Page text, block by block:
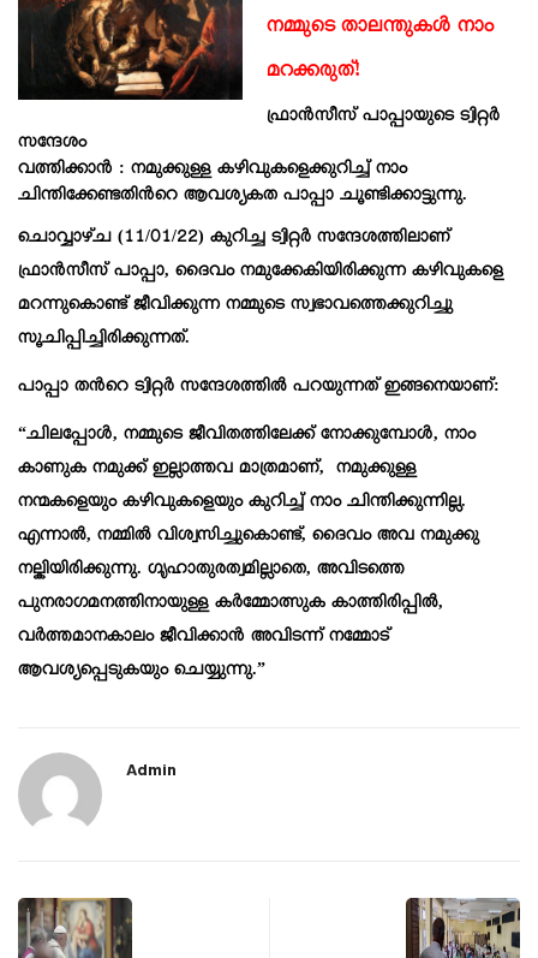
നമ്മുടെതാലന്തുകൾ നാം
മറക്കരുത്!
ഫ്രാൻസീസ് പാപ്പായുടെ ട്വിറ്റർ
സന്ദേശം
വത്തിക്കാൻ : നമുക്കുള്ള കഴിവുകളെക്കുറിച്ച് നാം
ചിന്തിക്കേണ്ടതിൻറെ ആവശ്യകത പാപ്പാ ചൂണ്ടിക്കാട്ടുന്നു.
ചൊവ്വാഴ്ച (11/01/22) കുറിച്ച ട്വിറ്റർ സന്ദേശത്തിലാണ്
ഫ്രാൻസീസ് പാപ്പാ, ദൈവം നമുക്കേകിയിരിക്കുന്ന കഴിവുകളെ
മറന്നുകൊണ്ട് ജീവിക്കുന്ന നമ്മുടെ സ്വഭാവത്തെക്കുറിച്ചു
സൂചിപ്പിച്ചിരിക്കുന്നത്.
പാപ്പാ തൻറെ ട്വിറ്റർ സന്ദേശത്തിൽ പറയുന്നത് ഇങ്ങനെയാണ്:
“ചിലപ്പോൾ, നമ്മുടെ ജീവിതത്തിലേക്ക് നോക്കുമ്പോൾ, നാം
കാണുക നമുക്ക് ഇല്ലാത്തവ മാത്രമാണ്, നമുക്കുള്ള
നന്മകളെയും കഴിവുകളെയും കുറിച്ച് നാം ചിന്തിക്കുന്നില്ല.
എന്നാൽ, നമ്മിൽ വിശ്വസിച്ചുകൊണ്ട്, ദൈവം അവ നമുക്കു
നല്കിയിരിക്കുന്നു. ഗൃഹാതുരത്വമില്ലാതെ, അവിടത്തെ
പുനരാഗമനത്തിനായുള്ള കർമ്മോത്സുക കാത്തിരിപ്പിൽ,
വർത്തമാനകാലം ജീവിക്കാൻ അവിടന്ന് നമ്മോട്
ആവശ്യപ്പെടുകയും ചെയ്യുന്നു.”
Admin